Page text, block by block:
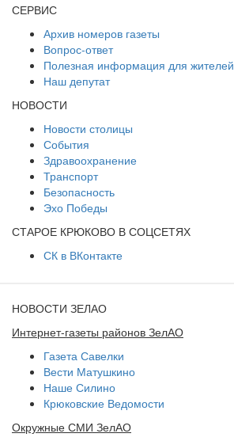
СЕРВИС
Архив номеров газеты
Вопрос-ответ
Полезная информация для жителей
Наш депутат
НОВОСТИ
Новости столицы
События
Здравоохранение
Транспорт
Безопасность
Эхо Победы
СТАРОЕ КРЮКОВО В СОЦСЕТЯХ
СК в ВКонтакте
НОВОСТИ ЗЕЛАО
Интернет-газеты районов ЗелАО
Газета Савелки
Вести Матушкино
Наше Силино
Крюковские Ведомости
Окружные СМИ ЗелАО